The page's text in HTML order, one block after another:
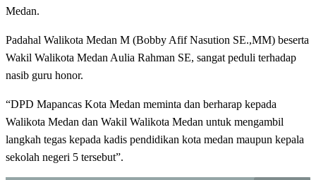
Medan.
Padahal Walikota Medan M (Bobby Afif Nasution SE.,MM) beserta
Wakil Walikota Medan Aulia Rahman SE, sangat peduli terhadap
nasib guru honor.
“DPD Mapancas Kota Medan meminta dan berharap kepada
Walikota Medan dan Wakil Walikota Medan untuk mengambil
langkah tegas kepada kadis pendidikan kota medan maupun kepala
sekolah negeri 5 tersebut”.